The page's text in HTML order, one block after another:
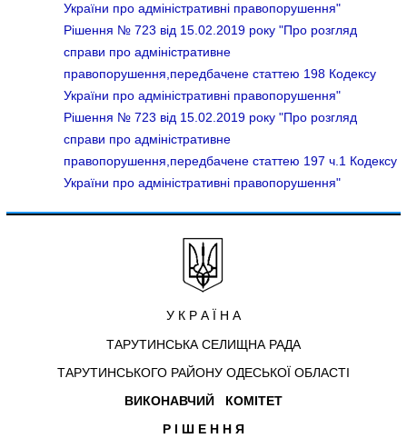
України про адміністративні правопорушення"
Рішення № 723 від 15.02.2019 року "Про розгляд
справи про адміністративне
правопорушення,передбачене статтею 198 Кодексу
України про адміністративні правопорушення"
Рішення № 723 від 15.02.2019 року "Про розгляд
справи про адміністративне
правопорушення,передбачене статтею 197 ч.1 Кодексу
України про адміністративні правопорушення"
У К Р А Ї Н А
ТАРУТИНСЬКА СЕЛИЩНА РАДА
ТАРУТИНСЬКОГО РАЙОНУ ОДЕСЬКОЇ ОБЛАСТІ
ВИКОНАВЧИЙ КОМІТЕТ
Р І Ш Е Н Н Я